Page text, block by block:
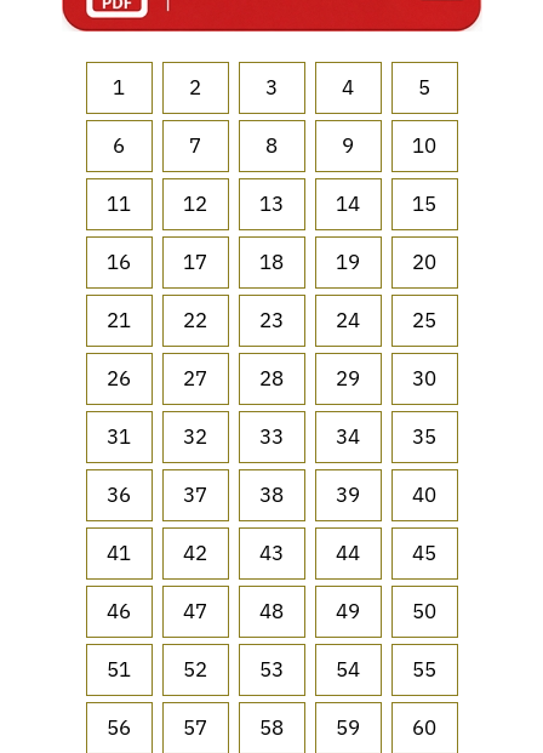
1 2 3 4 5
6 7 8 9 10
11 12 13 14 15
16 17 18 19 20
21 22 23 24 25
26 27 28 29 30
31 32 33 34 35
36 37 38 39 40
41 42 43 44 45
46 47 48 49 50
51 52 53 54 55
56 57 58 59 60